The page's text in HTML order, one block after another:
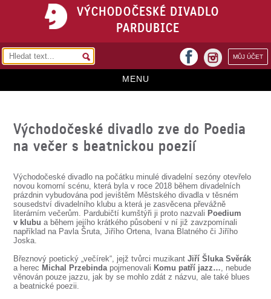
VÝCHODOČESKÉ DIVADLO
PARDUBICE
MŮJ ÚČET
facebook
MENU
PROGRAM
REPERTOÁR
VSTUPENKY
PŘEDPLATNÉ
KONTAKTY
SOUBOR
Východočeské divadlo zve do Poedia
na večer s beatnickou poezií
Východočeské divadlo na počátku minulé divadelní sezóny otevřelo
novou komorní scénu, která byla v roce 2018 během divadelních
prázdnin vybudována pod jevištěm Městského divadla v těsném
sousedství divadelního klubu a která je zasvěcena převážně
literárním večerům. Pardubičtí kumštýři ji proto nazvali Poedium
v klubu a během jejího krátkého působení v ní již zavzpomínali
například na Pavla Šruta, Jiřího Ortena, Ivana Blatného či Jiřího
Joska.
Březnový poetický „večírek“, jejž tvůrci muzikantJiří Šluka Svěrák
a herec Michal Przebindapojmenovali Komu patří jazz…, nebude
věnován pouze jazzu, jak by se mohlo zdát z názvu, ale také blues
a beatnické poezii.